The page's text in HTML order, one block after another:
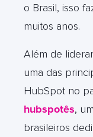
o Brasil, isso
muitos anos.
Além de
uma das
HubSpot no
hubspotês,
brasileiros